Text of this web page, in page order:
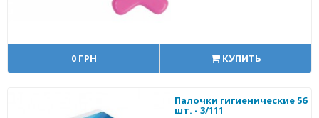
0 ГРН КУПИТЬ
Палочки гигиенические 56
шт. - 3/111